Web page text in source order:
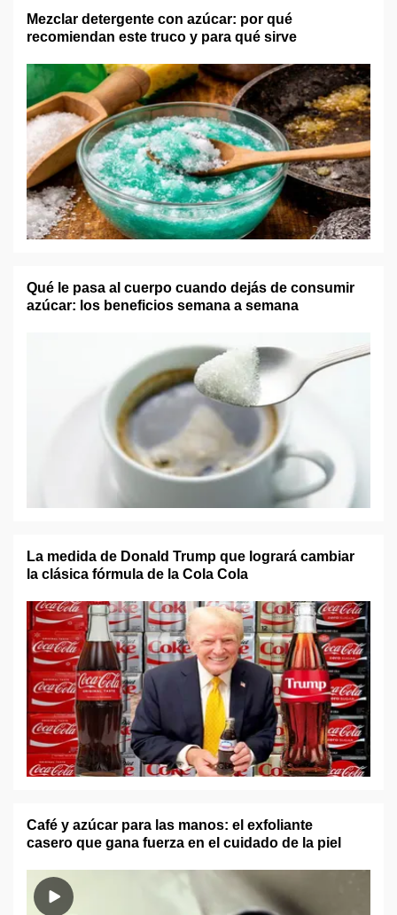
Mezclar detergente con azúcar: por qué
recomiendan este truco y para qué sirve
Qué le pasa al cuerpo cuando dejás de consumir
azúcar: los beneficios semana a semana
La medida de Donald Trump que logrará cambiar
la clásica fórmula de la Cola Cola
Café y azúcar para las manos: el exfoliante
casero que gana fuerza en el cuidado de la piel